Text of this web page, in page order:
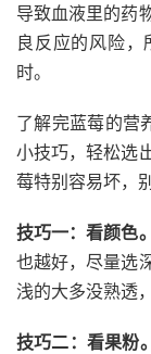
导致血液里的药
良反应的风险
时。
了解完蓝莓的营
小技巧，轻松选
莓特别容易坏，
技巧一：看颜色。
也越好，尽量选
浅的大多没熟透
技巧二：看果粉。